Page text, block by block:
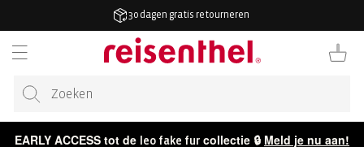
30 dagen gratis retourneren
EARLY ACCESS tot de leo fake fur collectie 🔒 Meld je nu aan!